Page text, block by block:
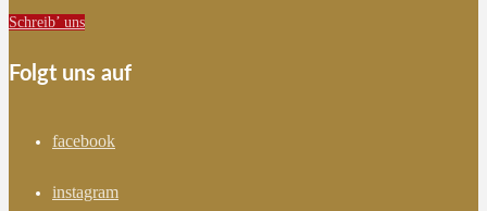
Schreib’ uns
Folgt uns auf
facebook
instagram